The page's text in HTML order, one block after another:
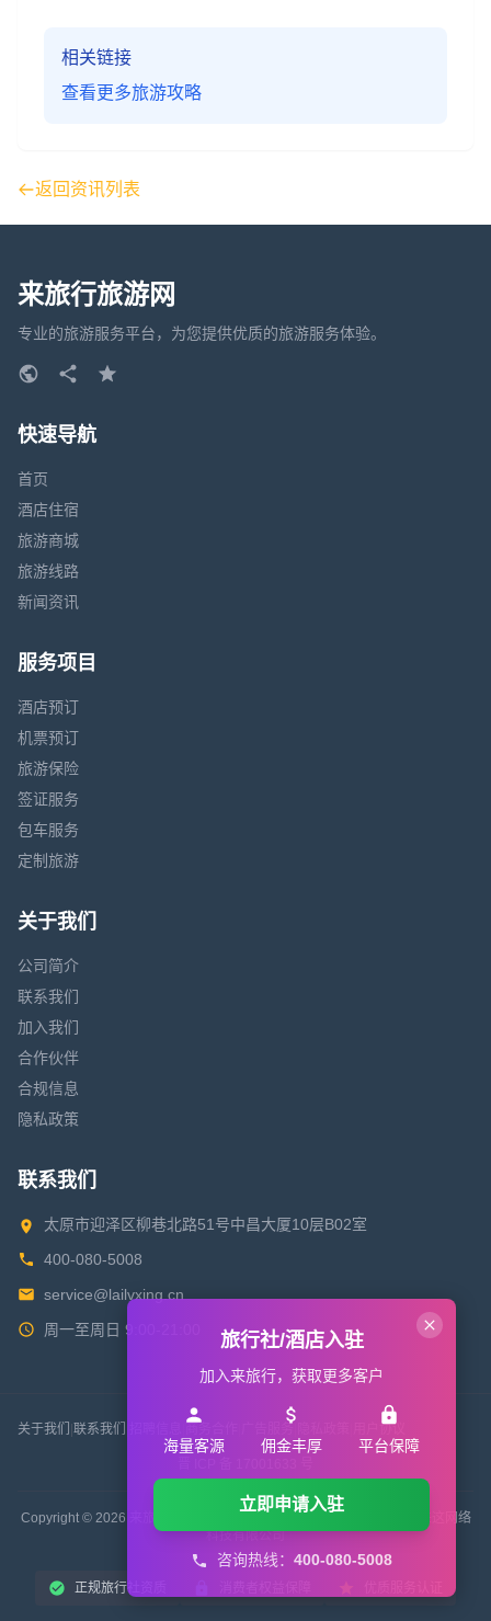
相关链接
查看更多旅游攻略
返回资讯列表
来旅行旅游网
专业的旅游服务平台，为您提供优质的旅游服务体验。
快速导航
首页
酒店住宿
旅游商城
旅游线路
新闻资讯
服务项目
酒店预订
机票预订
旅游保险
签证服务
包车服务
定制旅游
关于我们
公司简介
联系我们
加入我们
合作伙伴
合规信息
隐私政策
联系我们
太原市迎泽区柳巷北路51号中昌大厦10层B02室
400-080-5008
service@lailvxing.cn
周一至周日 9:00-21:00
关于我们 联系我们 用户协议
Copyright © 2026 来旅行旅游网 All Rights Reserved. 版权所有 山西来这网络
科技有限公司
正规旅行社资质
旅行社/酒店入驻
加入来旅行，获取更多客户
海量客源 佣金丰厚 平台保障
立即申请入驻
咨询热线： 400-080-5008